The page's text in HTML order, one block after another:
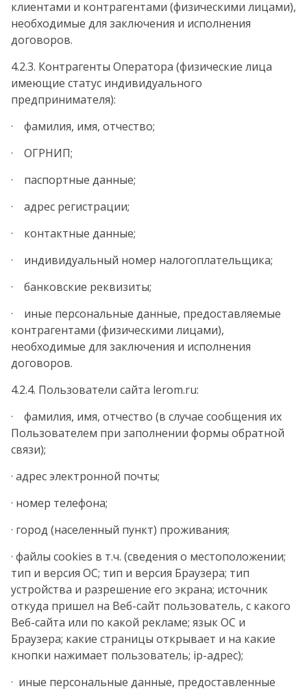
клиентами и контрагентами (физическими лицами),
необходимые для заключения и исполнения
договоров.
4.2.3. Контрагенты Оператора (физические лица
имеющие статус индивидуального
предпринимателя):
· фамилия, имя, отчество;
· ОГРНИП;
· паспортные данные;
· адрес регистрации;
· контактные данные;
· индивидуальный номер налогоплательщика;
· банковские реквизиты;
· иные персональные данные, предоставляемые
контрагентами (физическими лицами),
необходимые для заключения и исполнения
договоров.
4.2.4. Пользователи сайта lerom.ru:
· фамилия, имя, отчество (в случае сообщения их
Пользователем при заполнении формы обратной
связи);
· адрес электронной почты;
· номер телефона;
· город (населенный пункт) проживания;
· файлы cookies в т.ч. (сведения о местоположении;
тип и версия ОС; тип и версия Браузера; тип
устройства и разрешение его экрана; источник
откуда пришел на Веб-сайт пользователь, с какого
Веб-сайта или по какой рекламе; язык ОС и
Браузера; какие страницы открывает и на какие
кнопки нажимает пользователь; ip-адрес);
· иные персональные данные, предоставленные